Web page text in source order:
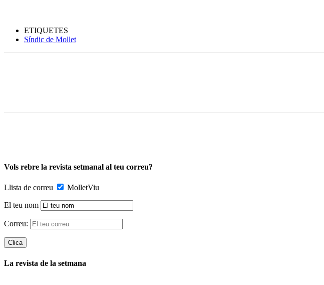
ETIQUETES
Síndic de Mollet
Vols rebre la revista setmanal al teu correu?
Llista de correu MolletViu
El teu nom
Correu:
La revista de la setmana